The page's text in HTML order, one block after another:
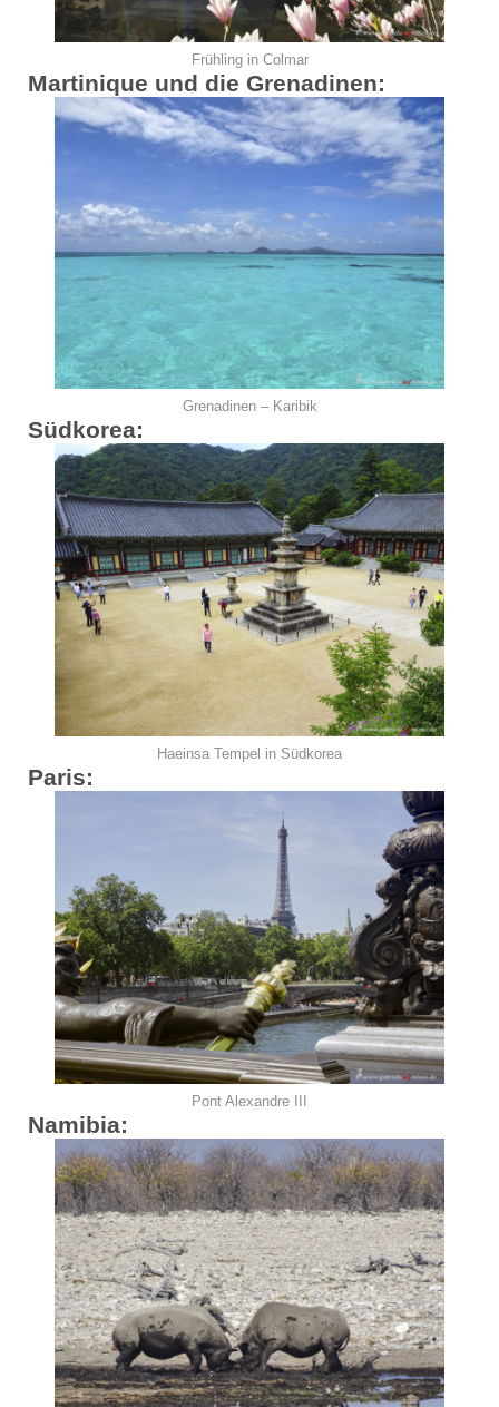
Frühling in Colmar
Martinique und die Grenadinen:
Grenadinen – Karibik
Südkorea:
Haeinsa Tempel in Südkorea
Paris:
Pont Alexandre III
Namibia: